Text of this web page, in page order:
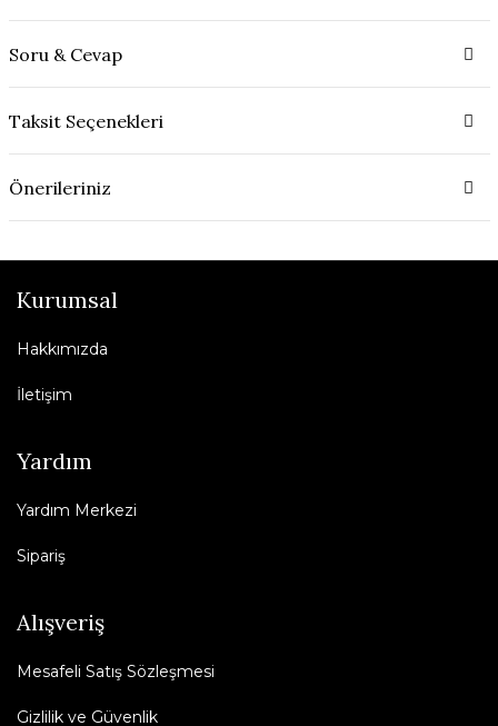
Soru & Cevap
Taksit Seçenekleri
Önerileriniz
Kurumsal
Hakkımızda
İletişim
Yardım
Yardım Merkezi
Sipariş
Alışveriş
Mesafeli Satış Sözleşmesi
Gizlilik ve Güvenlik